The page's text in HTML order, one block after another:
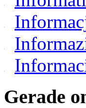
Gerade